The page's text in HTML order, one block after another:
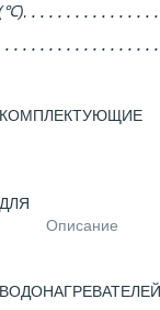
КОМПЛЕКТУЮЩИЕ
ДЛЯ
ВОДОНАГРЕВАТЕЛЕЙ
Описание